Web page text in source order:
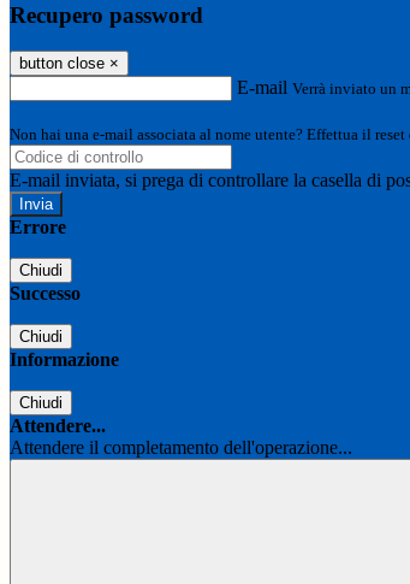
Recupero password
button close ×
E-mail Verrà inviato un
Non hai una e-mail associata al nome utente? Effettua il
E-mail inviata, si prega di controllare la casella di
Errore
Chiudi
Successo
Chiudi
Informazione
Chiudi
Attendere...
Attendere il completamento dell'operazione...